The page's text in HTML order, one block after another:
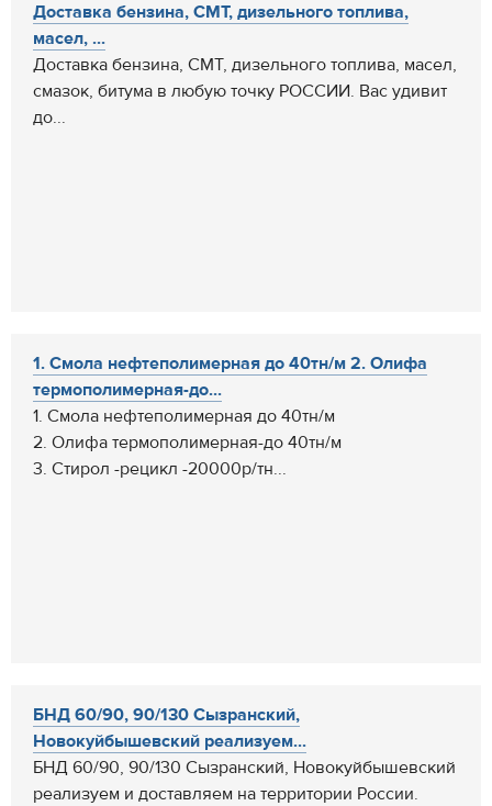
Доставка бензина, СМТ, дизельного топлива,
масел, ...
Доставка бензина, СМТ, дизельного топлива, масел,
смазок, битума в любую точку РОССИИ. Вас удивит
до...
1. Смола нефтеполимерная до 40тн/м 2. Олифа
термополимерная-до...
1. Смола нефтеполимерная до 40тн/м
2. Олифа термополимерная-до 40тн/м
3. Стирол -рецикл -20000р/тн...
БНД 60/90, 90/130 Сызранский,
Новокуйбышевский реализуем...
БНД 60/90, 90/130 Сызранский, Новокуйбышевский
реализуем и доставляем на территории России.